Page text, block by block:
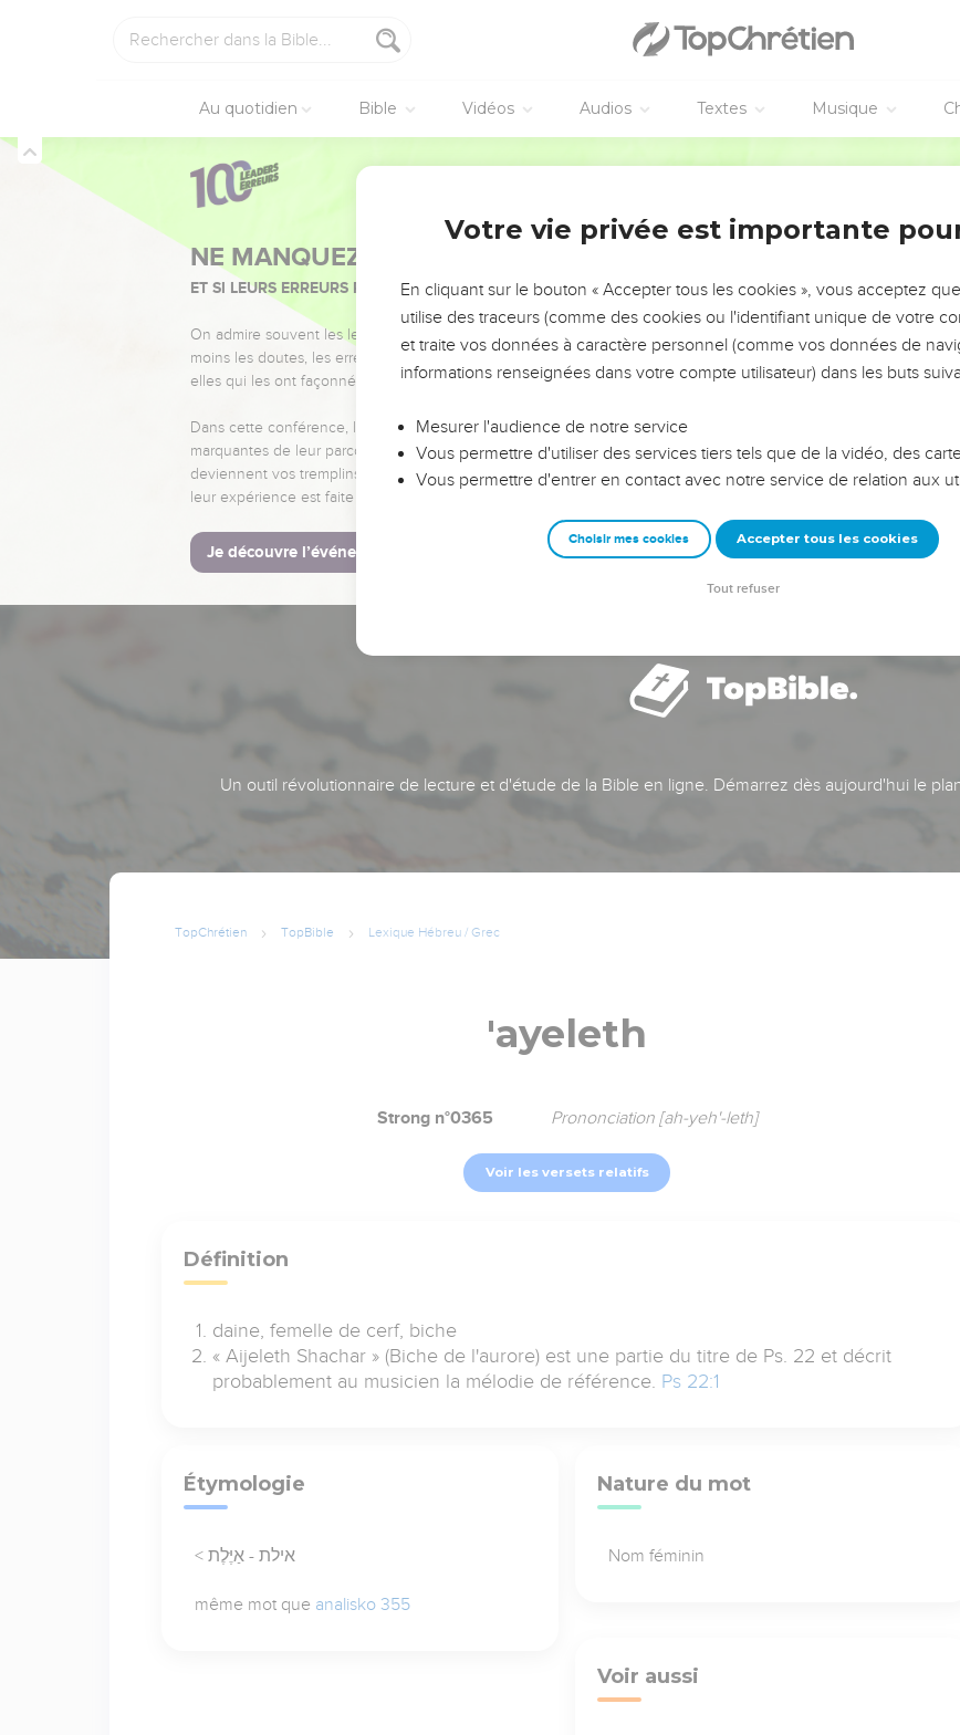
Au quotidien Bible Vidéos Audios Textes Musique
NE MANQUEZ PAS L’ÉVÉNEMENT DE L’ANNÉE !
ET SI LEURS ERREURS POUVAIENT VOUS ÉVITER LES VOTRES ?
On admire souvent les leaders pour leurs réussites, leur impact, leur foi ou leur vision. Mais on voit
moins les doutes, les erreurs et les saisons difficiles qu'ils ont traversés, alors même que ce sont
elles qui les ont façonnés.
Dans cette conférence, leaders, entrepreneurs, et responsables reviennent sur les erreurs
marquantes de leur parcours et les clés pour avancer avec plus de sagesse afin que leurs erreurs
deviennent vos tremplins. Que vous guidiez un ministère, une équipe, un groupe ou une famille,
leur expérience est faite pour vous.
Je découvre l’événement
Un outil révolutionnaire de lecture et d'étude de la Bible en ligne. Démarrez dès aujourd'hui le
TopChrétien TopBible Lexique Hébreu / Grec
'ayeleth
Strong n°0365 Prononciation [ah-yeh'-leth]
Voir les versets relatifs
Définition
daine, femelle de cerf, biche
« Aijeleth Shachar » (Biche de l'aurore) est une partie du titre de Ps. 22 et décrit
probablement au musicien la mélodie de référence. Ps 22:1
Étymologie
< אילת - אַיֶּלֶת
même mot que analisko 355
Nature du mot
Nom féminin
Voir aussi
Votre vie privée est importante
En cliquant sur le bouton « Accepter tous les cookies », vous acceptez
utilise des traceurs (comme des cookies ou l'identifiant unique de votre
et traite vos données à caractère personnel (comme vos données de
informations renseignées dans votre compte utilisateur) dans les buts
Mesurer l'audience de notre service
Vous permettre d'utiliser des services tiers tels que de la vidéo, des
Vous permettre d'entrer en contact avec notre service de relation aux
Choisir mes cookies Accepter tous les cookies
Tout refuser